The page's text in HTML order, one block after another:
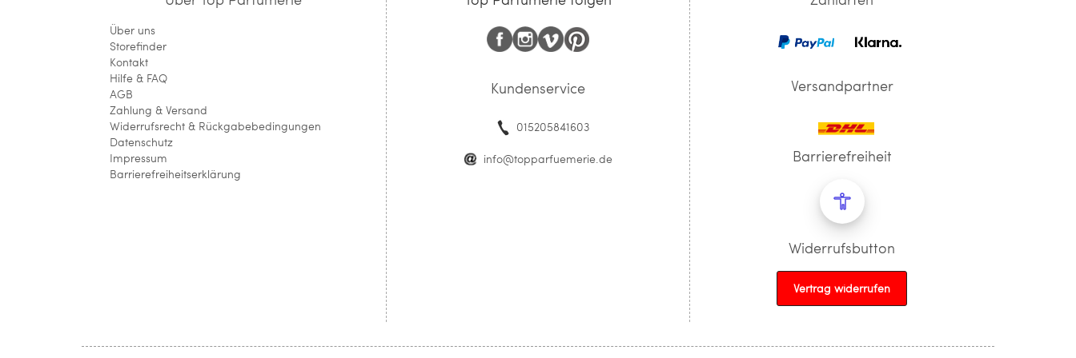
Über uns
Storefinder
Kontakt
Hilfe & FAQ
AGB
Zahlung & Versand
Widerrufsrecht & Rückgabebedingungen
Datenschutz
Impressum
Barrierefreiheitserklärung
Kundenservice
015205841603
info@topparfuemerie.de
Versandpartner
Barrierefreiheit
Widerrufsbutton
Vertrag widerrufen